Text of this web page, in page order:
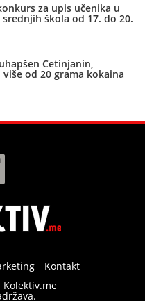
za upis učenika u
škola od 17. do 20.
Cetinjanin,
od 20 grama kokaina
Kontakt